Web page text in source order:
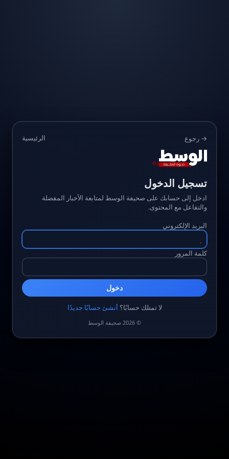
→ رجوع الرئيسية
تسجيل الدخول
ادخل إلى حسابك على صحيفة الوسط لمتابعة الأخبار المفضلة
والتفاعل مع المحتوى.
البريد الإلكتروني
كلمة المرور
دخول
لا تمتلك حسابًا؟ أنشئ حسابًا جديدًا
© 2026 صحيفة الوسط